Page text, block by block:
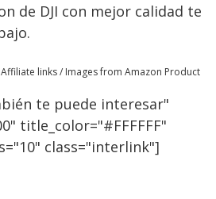
de DJI con mejor calidad te
links / Images from Amazon Product
te puede interesar"
title_color="#FFFFFF"
class="interlink"]